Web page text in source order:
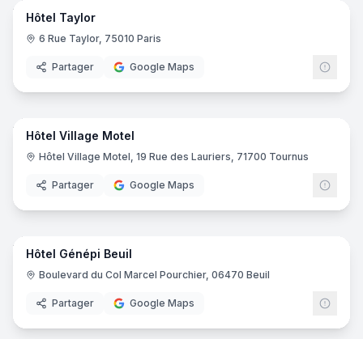
Hôtel Taylor
6 Rue Taylor, 75010 Paris
Partager Google Maps
29
Hôtel Village Motel
Hôtel Village Motel, 19 Rue des Lauriers, 71700 Tournus
Partager Google Maps
24
Hôtel Génépi Beuil
Boulevard du Col Marcel Pourchier, 06470 Beuil
Partager Google Maps